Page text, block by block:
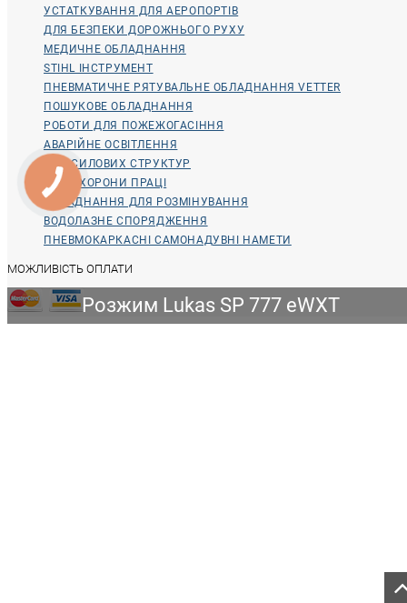
Розжим Lukas SP 777 eWXT
УСТАТКУВАННЯ ДЛЯ АЕРОПОРТІВ
ДЛЯ БЕЗПЕКИ ДОРОЖНЬОГО РУХУ
МЕДИЧНЕ ОБЛАДНАННЯ
STIHL ІНСТРУМЕНТ
ПНЕВМАТИЧНЕ РЯТУВАЛЬНЕ ОБЛАДНАННЯ VETTER
ПОШУКОВЕ ОБЛАДНАННЯ
РОБОТИ ДЛЯ ПОЖЕЖОГАСІННЯ
АВАРІЙНЕ ОСВІТЛЕННЯ
ДЛЯ СИЛОВИХ СТРУКТУР
ДЛЯ ОХОРОНИ ПРАЦІ
ОБЛАДНАННЯ ДЛЯ РОЗМІНУВАННЯ
ВОДОЛАЗНЕ СПОРЯДЖЕННЯ
ПНЕВМОКАРКАСНІ САМОНАДУВНІ НАМЕТИ
МОЖЛИВІСТЬ ОПЛАТИ